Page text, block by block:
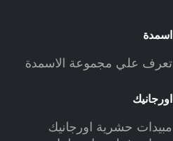
اسمدة
تعرف علي مجموعة الاسمدة
اورجانيك
مبيدات حشرية اورجانيك